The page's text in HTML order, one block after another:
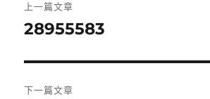
章
覽
上一篇文章
上
篇
文
28955583
下一篇文章